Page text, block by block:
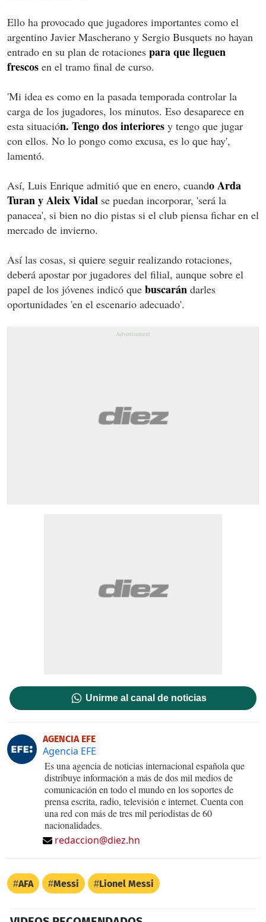
Ello ha provocado que jugadores importantes como el
argentino Javier Mascherano y Sergio Busquets no hayan
entrado en su plan de rotaciones para que lleguen
frescos en el tramo final de curso.
'Mi idea es como en la pasada temporada controlar la
carga de los jugadores, los minutos. Eso desaparece en
esta situación. Tengo dos interiores y tengo que jugar
con ellos. No lo pongo como excusa, es lo que hay',
lamentó.
Así, Luis Enrique admitió que en enero, cuando Arda
Turan y Aleix Vidal se puedan incorporar, 'será la
panacea', si bien no dio pistas si el club piensa fichar en el
mercado de invierno.
Así las cosas, si quiere seguir realizando rotaciones,
deberá apostar por jugadores del filial, aunque sobre el
papel de los jóvenes indicó que buscarán darles
oportunidades 'en el escenario adecuado'.
Unirme al canal de noticias
AGENCIA EFE
Agencia EFE
Es una agencia de noticias internacional española que
distribuye información a más de dos mil medios de
comunicación en todo el mundo en los soportes de
prensa escrita, radio, televisión e internet. Cuenta con
una red con más de tres mil periodistas de 60
nacionalidades.
redaccion@diez.hn
AFA Messi Lionel Messi